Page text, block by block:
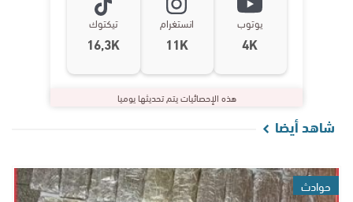
يوتوب
4K
انستغرام
11K
تيكتوك
16,3K
هذه الإحصائيات يتم تحديثها يوميا
شاهد أيضا
حوادث